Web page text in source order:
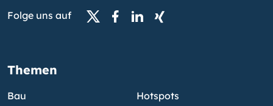
Folge uns auf
Themen
Bau
Hotspots